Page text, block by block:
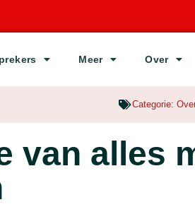
Meer Over
Categorie:
van alles